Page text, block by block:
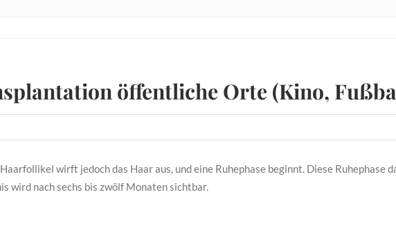
öffentliche Orte (Kino,
wirft jedoch das Haar aus, und eine Ruhephase beginnt. Diese Ruhephase
wird nach sechs bis zwölf Monaten sichtbar.